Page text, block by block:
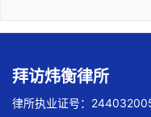
拜访炜衡律所
律所执业证号：